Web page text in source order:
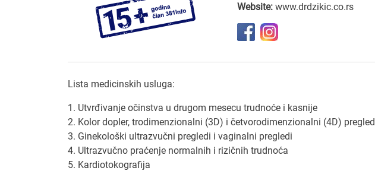
Website: www.drdzikic.co.rs
Lista medicinskih usluga:
1. Utvrđivanje očinstva u drugom mesecu trudnoće i kasnije
2. Kolor dopler, trodimenzionalni (3D) i četvorodimenzionalni (4D) pregled
3. Ginekološki ultrazvučni pregledi i vaginalni pregledi
4. Ultrazvučno praćenje normalnih i rizičnih trudnoća
5. Kardiotokografija